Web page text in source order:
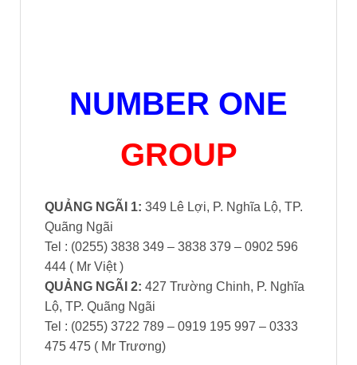
NUMBER ONE
GROUP
QUẢNG NGÃI 1: 349 Lê Lợi, P. Nghĩa Lộ, TP.
Quãng Ngãi
Tel : (0255) 3838 349 – 3838 379 – 0902 596
444 ( Mr Việt )
QUẢNG NGÃI 2: 427 Trường Chinh, P. Nghĩa
Lộ, TP. Quãng Ngãi
Tel : (0255) 3722 789 – 0919 195 997 – 0333
475 475 ( Mr Trương)